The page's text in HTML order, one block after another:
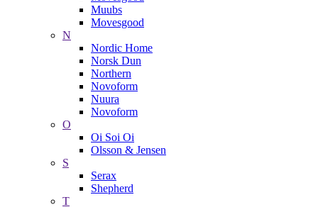
Muubs
Movesgood
N
Nordic Home
Norsk Dun
Northern
Novoform
Nuura
Novoform
O
Oi Soi Oi
Olsson & Jensen
S
Serax
Shepherd
T